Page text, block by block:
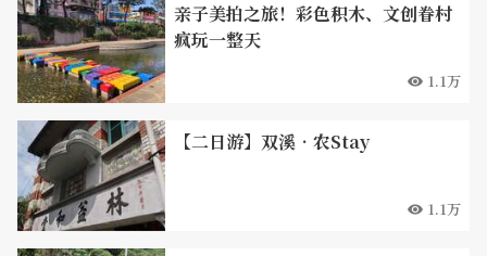
亲子美拍之旅！彩色积木、文创眷村
疯玩一整天
1.1万
【二日游】双溪‧农Stay
1.1万